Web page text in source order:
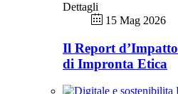
Dettagli
15 Mag 2026
Il Report
di Impronta Etica